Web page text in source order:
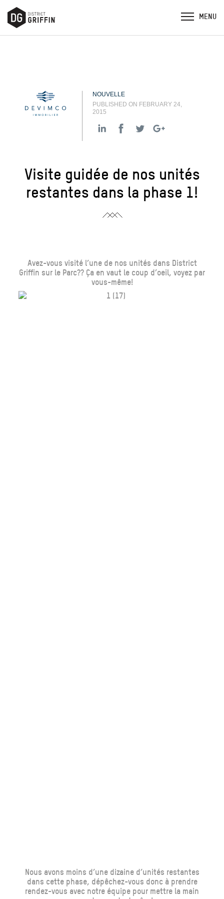
NOUVELLE
PUBLISHED ON FEBRUARY 24,
2015
Visite guidée de nos unités
restantes dans la phase 1!
Avez-vous visité l’une de nos unités dans District
Griffin sur le Parc?? Ça en vaut le coup d’oeil, voyez par
vous-même!
Nous avons moins d’une dizaine d’unités restantes
dans cette phase, dépêchez-vous donc à prendre
rendez-vous avec notre équipe pour mettre la main